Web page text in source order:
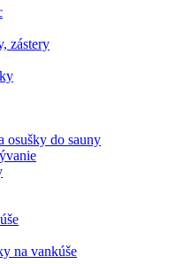
zástery
osušky do sauny
na vankúše